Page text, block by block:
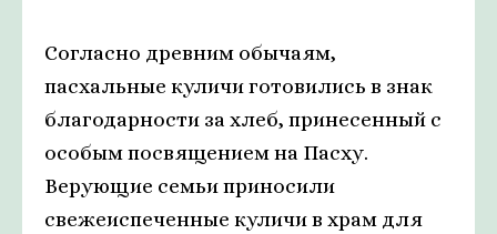
Согласно древним обычаям,
пасхальные куличи готовились в знак
благодарности за хлеб, принесенный с
особым посвящением на Пасху.
Верующие семьи приносили
свежеиспеченные куличи в храм для